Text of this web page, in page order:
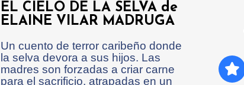
EL CIELO DE LA SELVA de
ELAINE VILAR MADRUGA
Un cuento de terror caribeño donde
la selva devora a sus hijos. Las
madres son forzadas a criar carne
para el sacrificio, atrapadas en un